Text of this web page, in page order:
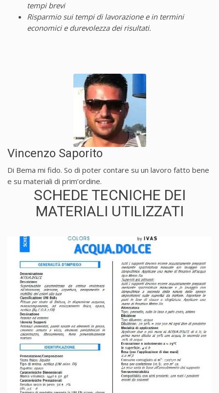
tempi brevi
Risparmio sui tempi di lavorazione e in termini
economici e durevolezza dei risultati.
Vincenzo Saporito
Di Bema mi fido. So di poter contare su un lavoro fatto bene
e su materiali di prim’ordine.
SCHEDE TECNICHE DEI
MATERIALI UTILIZZATI